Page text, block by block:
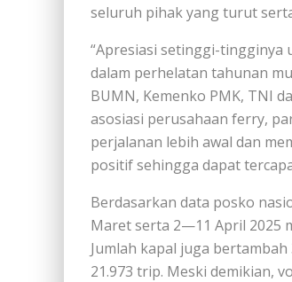
seluruh pihak yang turut
“Apresiasi setinggi-tingginya
dalam perhelatan tahunan
BUMN, Kemenko PMK, TNI
asosiasi perusahaan ferry,
perjalanan lebih awal dan
positif sehingga dapat
Berdasarkan data posko
Maret serta 2—11 April 2025
Jumlah kapal juga
21.973 trip. Meski demikian,